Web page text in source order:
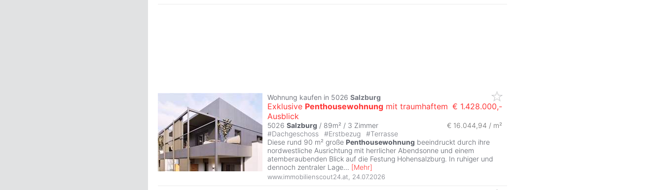
Wohnung kaufen in 5026 Salzburg
Exklusive Penthousewohnung mit traumhaftem
Ausblick
€ 1.428.000,-
5026 Salzburg / 89m² / 3 Zimmer
€ 16.044,94 / m²
#Dachgeschoss #Erstbezug #Terrasse
Diese rund 90 m² große Penthousewohnung beeindruckt durch ihre
nordwestliche Ausrichtung mit herrlicher Abendsonne und einem
atemberaubenden Blick auf die Festung Hohensalzburg. In ruhiger und
dennoch zentraler Lage... [Mehr]
www.immobilienscout24.at 24.07.2026